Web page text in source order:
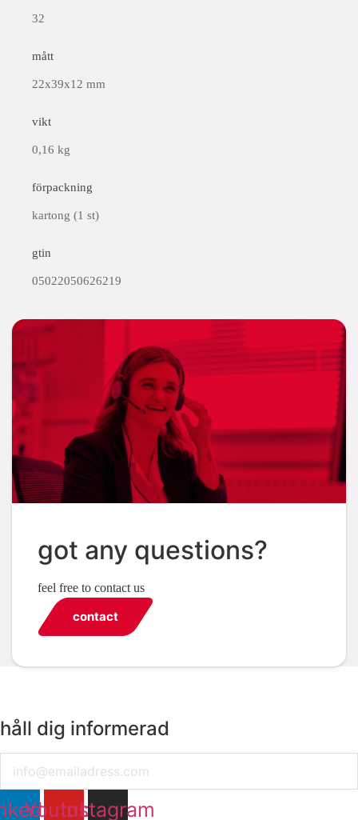
32
mått
22x39x12 mm
vikt
0,16 kg
förpackning
kartong (1 st)
gtin
05022050626219
got any questions?
feel free to contact us
contact
håll dig informerad
Youtube
Instagram